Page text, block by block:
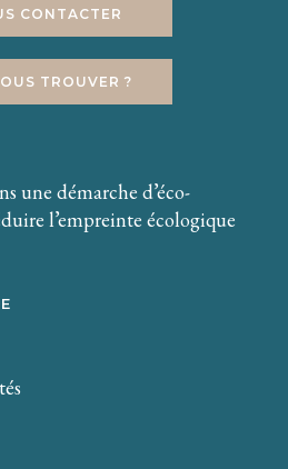
CONTACTER
TROUVER ?
une démarche d’éco-
l’empreinte écologique